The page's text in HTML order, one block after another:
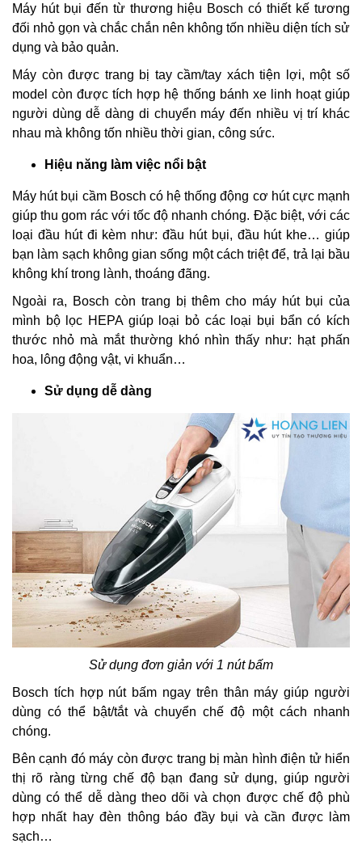
Máy hút bụi đến từ thương hiệu Bosch có thiết kế tương
đối nhỏ gọn và chắc chắn nên không tốn nhiều diện tích sử
dụng và bảo quản.
Máy còn được trang bị tay cầm/tay xách tiện lợi, một số
model còn được tích hợp hệ thống bánh xe linh hoạt giúp
người dùng dễ dàng di chuyển máy đến nhiều vị trí khác
nhau mà không tốn nhiều thời gian, công sức.
Hiệu năng làm việc nổi bật
Máy hút bụi cầm Bosch có hệ thống động cơ hút cực mạnh
giúp thu gom rác với tốc độ nhanh chóng. Đặc biệt, với các
loại đầu hút đi kèm như: đầu hút bụi, đầu hút khe… giúp
bạn làm sạch không gian sống một cách triệt để, trả lại bầu
không khí trong lành, thoáng đãng.
Ngoài ra, Bosch còn trang bị thêm cho máy hút bụi của
mình bộ lọc HEPA giúp loại bỏ các loại bụi bẩn có kích
thước nhỏ mà mắt thường khó nhìn thấy như: hạt phấn
hoa, lông động vật, vi khuẩn…
Sử dụng dễ dàng
Sử dụng đơn giản với 1 nút bấm
Bosch tích hợp nút bấm ngay trên thân máy giúp người
dùng có thể bật/tắt và chuyển chế độ một cách nhanh
chóng.
Bên cạnh đó máy còn được trang bị màn hình điện tử hiển
thị rõ ràng từng chế độ bạn đang sử dụng, giúp người
dùng có thể dễ dàng theo dõi và chọn được chế độ phù
hợp nhất hay đèn thông báo đầy bụi và cần được làm
sạch…